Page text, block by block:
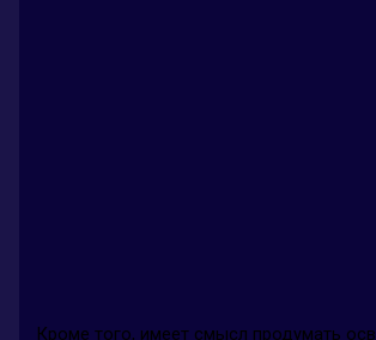
Кроме того, имеет смысл продумать